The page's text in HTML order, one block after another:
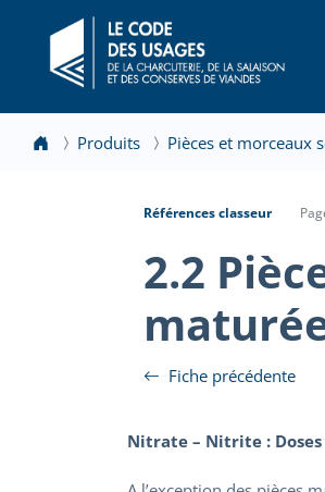
Produits Pièces et morceaux
Références classeur
2.2
Fiche précédente
Nitrate – Nitrite :